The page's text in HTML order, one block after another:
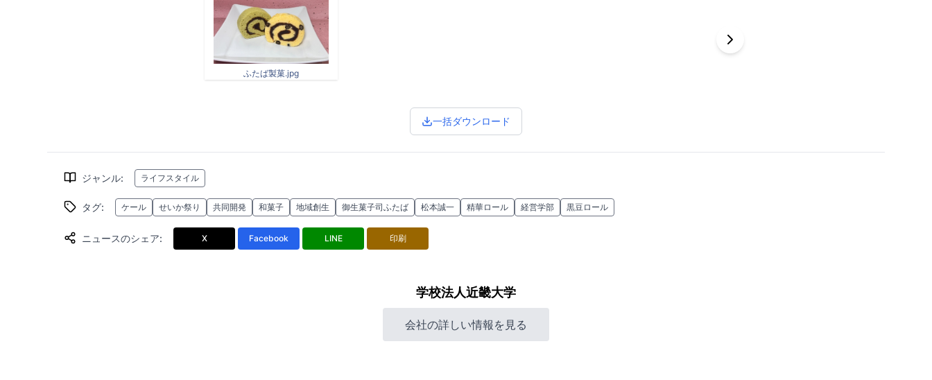
ふたば製菓.jpg
一括ダウンロード
ジャンル: ライフスタイル
タグ: ケール せいか祭り 共同開発 和菓子 地域創生 御生菓子司ふたば 松本誠一 精華ロール 経営学部 黒豆ロール
ニュースのシェア: X Facebook LINE 印刷
学校法人近畿大学
会社の詳しい情報を見る